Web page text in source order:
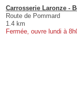
Carrosserie Laronze -
Route de Pommard
1.4 km
Fermée, ouvre lundi à